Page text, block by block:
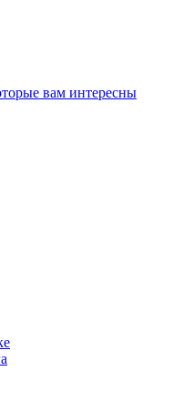
вам интересны